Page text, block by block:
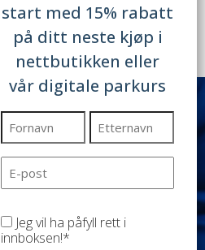
start med 15% rabatt
på ditt neste kjøp i
nettbutikken eller
vår digitale parkurs
Fornavn Etternavn
post
(Påkrevd)
Jeg vil ha påfyll rett i
innboksen!*